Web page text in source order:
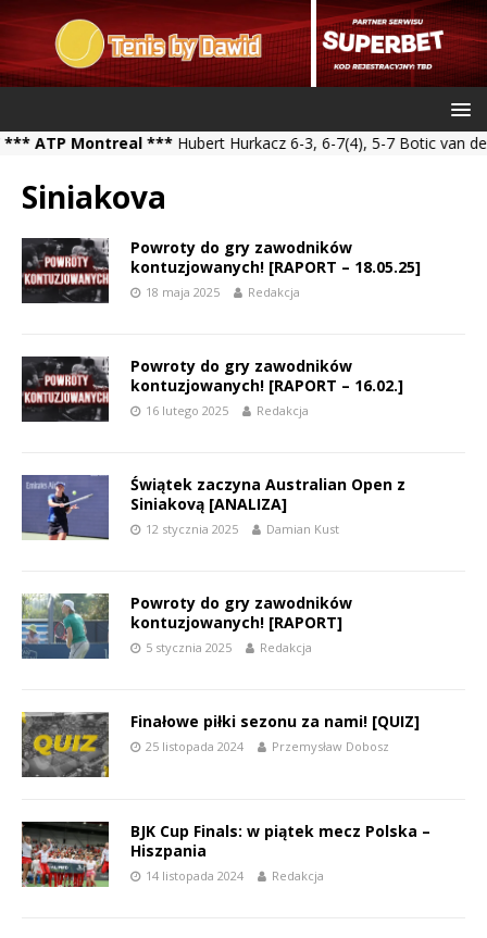
Montreal ***Hubert Hurkacz 6-3, 6-7(4), 5-7 Botic van de
Siniakova
Powroty do gry zawodników
kontuzjowanych! [RAPORT – 18.05.25]
18 maja 2025 Redakcja
Powroty do gry zawodników
kontuzjowanych! [RAPORT – 16.02.]
16 lutego 2025 Redakcja
Świątek zaczyna Australian Open z
Siniakovą [ANALIZA]
12 stycznia 2025 Damian Kust
Powroty do gry zawodników
kontuzjowanych! [RAPORT]
5 stycznia 2025 Redakcja
Finałowe piłki sezonu za nami! [QUIZ]
25 listopada 2024 Przemysław Dobosz
BJK Cup Finals: w piątek mecz Polska –
Hiszpania
14 listopada 2024 Redakcja